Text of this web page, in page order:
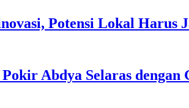
Potensi Lokal Harus
Abdya Selaras dengan